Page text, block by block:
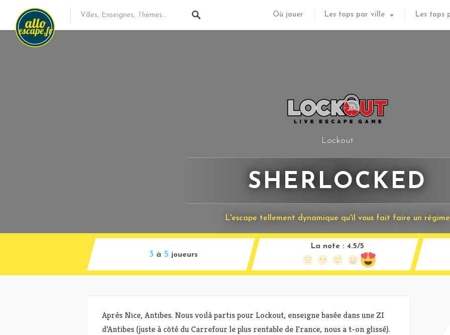
Où jouer Les tops par ville Les tops
Lockout
SHERLOCKED
L'escape tellement dynamique qu'il vous fait faire un régime
3 à 5 joueurs
La note : 4.5/5
Après Nice, Antibes. Nous voilà partis pour Lockout, enseigne basée dans une ZI
d’Antibes (juste à côté du Carrefour le plus rentable de France, nous a t-on glissé).